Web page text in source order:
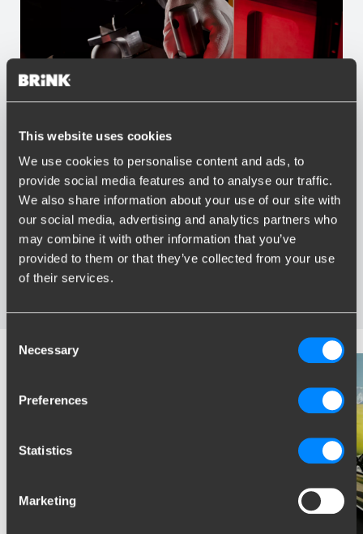
This website uses cookies
We use cookies to personalise content and ads, to
provide social media features and to analyse our traffic.
We also share information about your use of our site with
our social media, advertising and analytics partners who
may combine it with other information that you’ve
provided to them or that they’ve collected from your use
of their services.
Selection
Necessary
Preferences
Statistics
Marketing
Voordelen van Brink
Grootste assortiment trekhaken van Nederland
Trekhaak speciaal afgestemd op uw automerk en model
Veilige, gecertificeerde trekhaken
Montage bij u in de buurt
Diverse trekhaakopties; vaste, wegneembare en